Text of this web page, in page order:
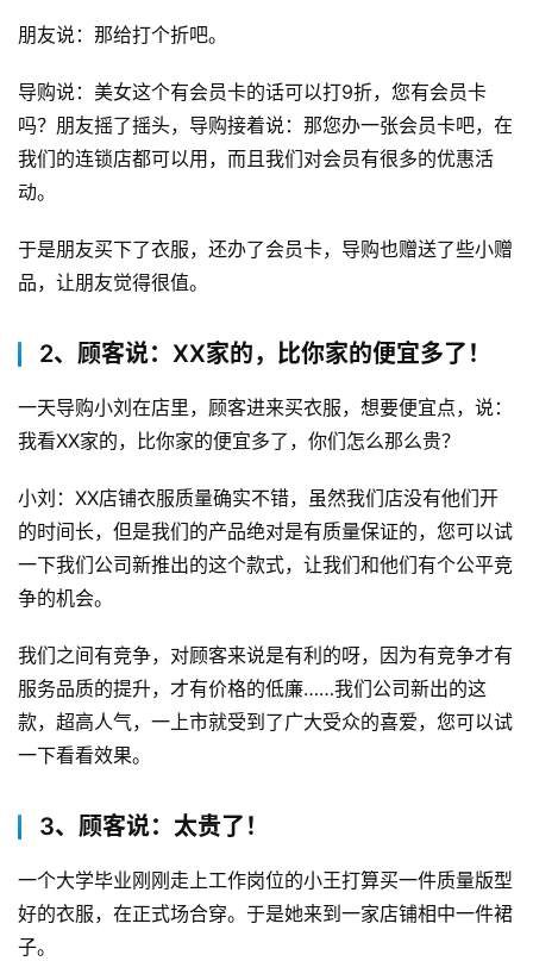
原
创
专
行
态
朋友说：那给打个折吧。
导购说：美女这个有会员卡的话可以打9折，您有会员卡
吗？朋友摇了摇头，导购接着说：那您办一张会员卡吧，在
我们的连锁店都可以用，而且我们对会员有很多的优惠活
动。
于是朋友买下了衣服，还办了会员卡，导购也赠送了些小赠
品，让朋友觉得很值。
2、顾客说：XX家的，比你家的便宜多了！
一天导购小刘在店里，顾客进来买衣服，想要便宜点，说：
我看XX家的，比你家的便宜多了，你们怎么那么贵？
小刘：XX店铺衣服质量确实不错，虽然我们店没有他们开
的时间长，但是我们的产品绝对是有质量保证的，您可以试
一下我们公司新推出的这个款式，让我们和他们有个公平竞
争的机会。
我们之间有竞争，对顾客来说是有利的呀，因为有竞争才有
服务品质的提升，才有价格的低廉……我们公司新出的这
款，超高人气，一上市就受到了广大受众的喜爱，您可以试
一下看看效果。
3、顾客说：太贵了！
一个大学毕业刚刚走上工作岗位的小王打算买一件质量版型
好的衣服，在正式场合穿。于是她来到一家店铺相中一件裙
子。